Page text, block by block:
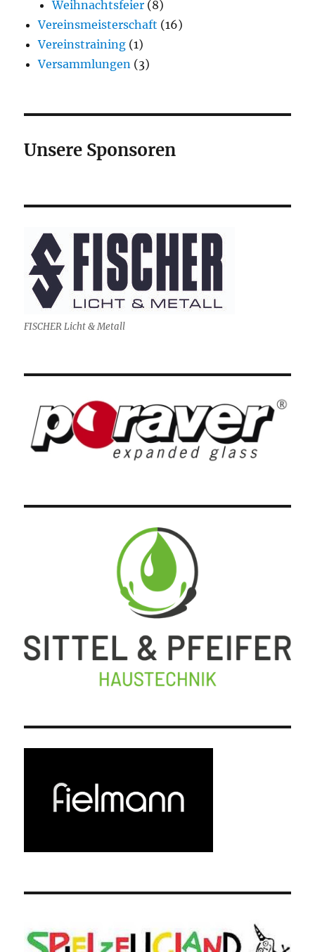
Weihnachtsfeier (8)
Vereinsmeisterschaft (16)
Vereinstraining (1)
Versammlungen (3)
Unsere Sponsoren
FISCHER Licht & Metall